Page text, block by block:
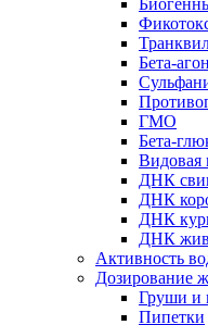
Бета-
ГМО
Бета-
Видовая
ДНК
ДНК
ДНК
ДНК
Активность
Дозирование
Груши и
Пипетки